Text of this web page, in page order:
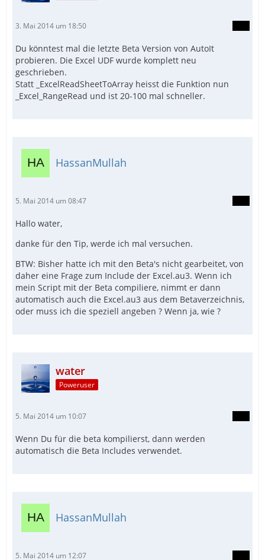
3. Mai 2014 um 18:50
Du könntest mal die letzte Beta Version von AutoIt
probieren. Die Excel UDF wurde komplett neu
geschrieben.
Statt _ExcelReadSheetToArray heisst die Funktion nun
_Excel_RangeRead und ist 20-100 mal schneller.
HassanMullah
5. Mai 2014 um 08:47
Hallo water,
danke für den Tip, werde ich mal versuchen.
BTW: Bisher hatte ich mit den Beta's nicht gearbeitet, von
daher eine Frage zum Include der Excel.au3. Wenn ich
mein Script mit der Beta compiliere, nimmt er dann
automatisch auch die Excel.au3 aus dem Betaverzeichnis,
oder muss ich die speziell angeben ? Wenn ja, wie ?
water
Poweruser
5. Mai 2014 um 10:07
Wenn Du für die beta kompilierst, dann werden
automatisch die Beta Includes verwendet.
HassanMullah
5. Mai 2014 um 12:07